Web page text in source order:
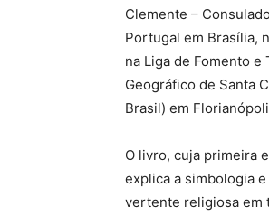
Clemente –
Portugal em Brasília,
na Liga de Fomento
Geográfico de Santa
Brasil) em
O livro, cuja primeira
explica a simbologia
vertente religiosa em